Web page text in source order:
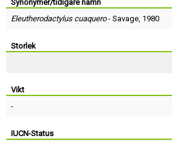
Synonymer/tidigare namn
Eleutherodactylus cuaquero- Savage, 1980
Storlek
Vikt
-
IUCN-Status